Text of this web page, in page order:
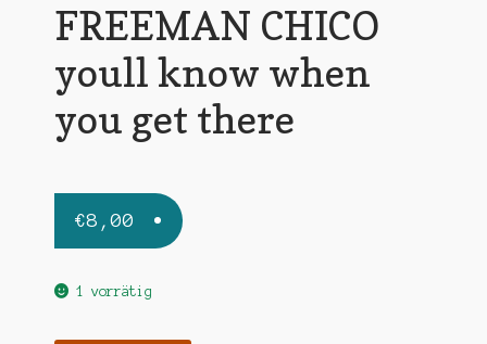
FREEMAN CHICO
youll know when
you get there
€8,00
1 vorrätig